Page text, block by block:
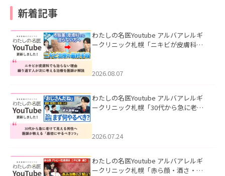
新着記事
わたしの名医Youtube アルバアレルギ
ークリニック札幌「ニキビが皮膚科で
ました。
2026.08.07
わたしの名医Youtube アルバアレルギ
ークリニック札幌「30代から急に老け
た。
2026.07.24
わたしの名医Youtube アルバアレルギ
ークリニック札幌「赤ら顔・酒さ・ニ